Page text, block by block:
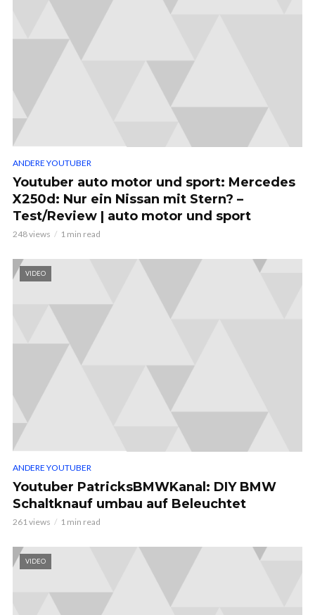
ANDERE YOUTUBER
Youtuber auto motor und sport: Mercedes
X250d: Nur ein Nissan mit Stern? –
Test/Review | auto motor und sport
248 views 1 min read
VIDEO
ANDERE YOUTUBER
Youtuber PatricksBMWKanal: DIY BMW
Schaltknauf umbau auf Beleuchtet
261 views 1 min read
VIDEO